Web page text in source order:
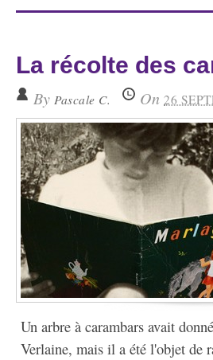
La récolte des
By Pascale C. On 26
Un arbre à carambars avait
Verlaine, mais il a été l'objet de